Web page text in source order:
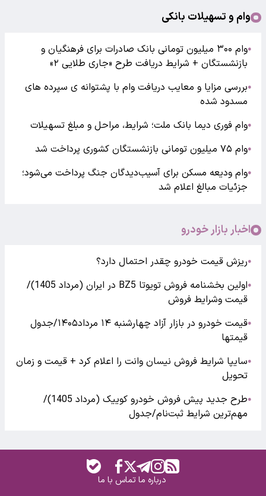
وام و تسهیلات بانکی
●
وام ۳۰۰ میلیون تومانی بانک صادرات برای فرهنگیان و
بازنشستگان + شرایط دریافت طرح «جاری طلایی ۲»
●بررسی مزایا و معایب دریافت وام با پشتوانه ی سپرده های
مسدود شده
●وام فوری دیما بانک ملت؛ شرایط، مراحل و مبلغ تسهیلات
●وام ۷۵ میلیون تومانی بازنشستگان کشوری پرداخت شد
●وام ودیعه مسکن برای آسیب‌دیدگان جنگ پرداخت می‌شود؛
جزئیات مبالغ اعلام شد
اخبار بازار خودرو
●ریزش قیمت خودرو چقدر احتمال دارد؟
●
اولین بخشنامه فروش تویوتا BZ5 در ایران (مرداد 1405)/
قیمت وشرایط فروش
●
قیمت خودرو در بازار آزاد چهارشنبه ۱۴ مرداد۱۴۰۵/جدول
قیمتها
●سایپا شرایط فروش نیسان وانت را اعلام کرد + قیمت و زمان
تحویل
●
طرح جدید پیش فروش خودرو کوییک (مرداد 1405)/
مهم‌ترین شرایط ثبت‌نام/جدول
درباره ماتماس با ما